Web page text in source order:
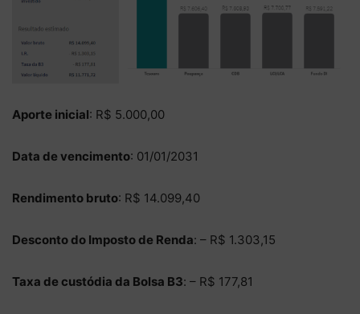
Aporte inicial: R$ 5.000,00
Data de vencimento: 01/01/2031
Rendimento bruto: R$ 14.099,40
Desconto do Imposto de Renda: – R$ 1.303,15
Taxa de custódia da Bolsa B3: – R$ 177,81